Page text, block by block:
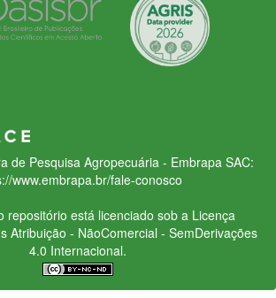
de Pesquisa Agropecuária - Embrapa SAC:
www.embrapa.br/fale-conosco
repositório está licenciado sob a Licença
Atribuição - NãoComercial - SemDerivações
4.0 Internacional.